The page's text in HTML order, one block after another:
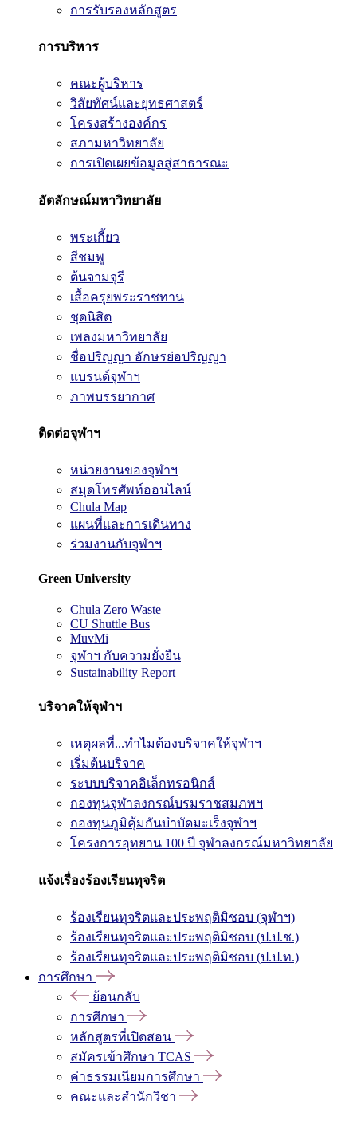
การรับรองหลักสูตร
การบริหาร
คณะผู้บริหาร
วิสัยทัศน์และยุทธศาสตร์
โครงสร้างองค์กร
สภามหาวิทยาลัย
การเปิดเผยข้อมูลสู่สาธารณะ
อัตลักษณ์มหาวิทยาลัย
พระเกี้ยว
สีชมพู
ต้นจามจุรี
เสื้อครุยพระราชทาน
ชุดนิสิต
เพลงมหาวิทยาลัย
ชื่อปริญญา อักษรย่อปริญญา
แบรนด์จุฬาฯ
ภาพบรรยากาศ
ติดต่อจุฬาฯ
หน่วยงานของจุฬาฯ
สมุดโทรศัพท์ออนไลน์
Chula Map
แผนที่และการเดินทาง
ร่วมงานกับจุฬาฯ
Green University
Chula Zero Waste
CU Shuttle Bus
MuvMi
จุฬาฯ กับความยั่งยืน
Sustainability Report
บริจาคให้จุฬาฯ
เหตุผลที่...ทำไมต้องบริจาคให้จุฬาฯ
เริ่มต้นบริจาค
ระบบบริจาคอิเล็กทรอนิกส์
กองทุนจุฬาลงกรณ์บรมราชสมภพฯ
กองทุนภูมิคุ้มกันบำบัดมะเร็งจุฬาฯ
โครงการอุทยาน 100 ปี จุฬาลงกรณ์มหาวิทยาลัย
แจ้งเรื่องร้องเรียนทุจริต
ร้องเรียนทุจริตและประพฤติมิชอบ (จุฬาฯ)
ร้องเรียนทุจริตและประพฤติมิชอบ (ป.ป.ช.)
ร้องเรียนทุจริตและประพฤติมิชอบ (ป.ป.ท.)
การศึกษา
ย้อนกลับ
การศึกษา
หลักสูตรที่เปิดสอน
สมัครเข้าศึกษา TCAS
ค่าธรรมเนียมการศึกษา
คณะและสำนักวิชา